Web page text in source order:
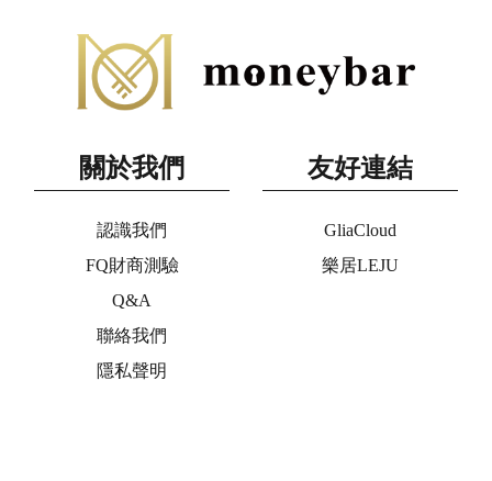
關於我們
認識我們
FQ財商測驗
Q&A
聯絡我們
隱私聲明
友好連結
GliaCloud
樂居LEJU